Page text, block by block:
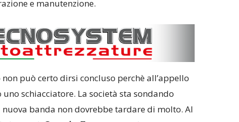
e manutenzione.
può certo dirsi concluso perchè all’appello
schiacciatore. La società sta sondando
banda non dovrebbe tardare di molto. Al